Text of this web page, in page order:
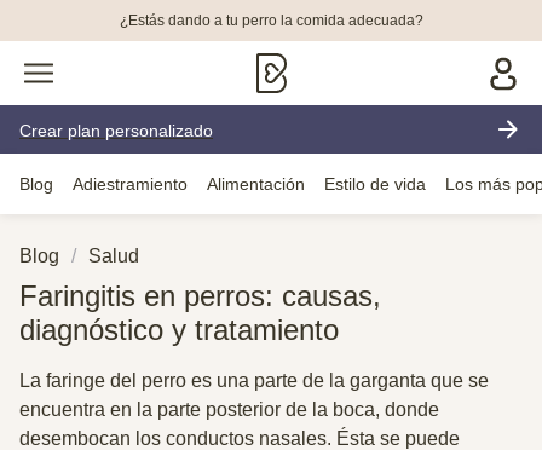
¿Estás dando a tu perro la comida adecuada?
Crear plan personalizado
Blog Adiestramiento Alimentación Estilo de vida Los más
Blog Salud
Faringitis en perros: causas,
diagnóstico y tratamiento
La faringe del perro es una parte de la garganta que se
encuentra en la parte posterior de la boca, donde
desembocan los conductos nasales. Ésta se puede